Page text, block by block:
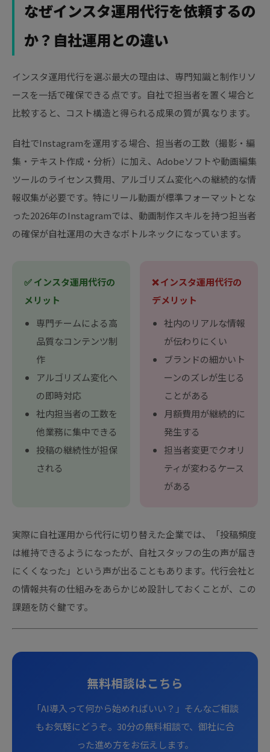
なぜインスタ運用代行を依頼するの
か？自社運用との違い
インスタ運用代行を選ぶ最大の理由は、専門知識と制作リソ
ースを一括で確保できる点です。自社で担当者を置く場合と
比較すると、コスト構造と得られる成果の質が異なります。
自社でInstagramを運用する場合、担当者の工数（撮影・編
集・テキスト作成・分析）に加え、Adobeソフトや動画編集
ツールのライセンス費用、アルゴリズム変化への継続的な情
報収集が必要です。特にリール動画が標準フォーマットとな
った2026年のInstagramでは、動画制作スキルを持つ担当者
の確保が自社運用の大きなボトルネックになっています。
✅ インスタ運用代行の
メリット
専門チームによる高
品質なコンテンツ制
作
アルゴリズム変化へ
の即時対応
社内担当者の工数を
他業務に集中できる
投稿の継続性が担保
される
❌ インスタ運用代行の
デメリット
社内のリアルな情報
が伝わりにくい
ブランドの細かいト
ーンのズレが生じる
ことがある
月額費用が継続的に
発生する
担当者変更でクオリ
ティが変わるケース
がある
実際に自社運用から代行に切り替えた企業では、「投稿頻度
は維持できるようになったが、自社スタッフの生の声が届き
にくくなった」という声が出ることもあります。代行会社と
の情報共有の仕組みをあらかじめ設計しておくことが、この
課題を防ぐ鍵です。
無料相談はこちら
「AI導入って何から始めればいい？」そんなご相談
もお気軽にどうぞ。30分の無料相談で、御社に合
った進め方をお伝えします。